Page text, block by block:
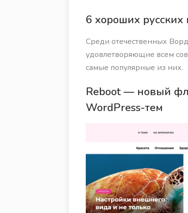
6 хороших
Среди отечественных
удовлетворяющие всем
самые популярные из них.
Reboot — новый
WordPress-тем